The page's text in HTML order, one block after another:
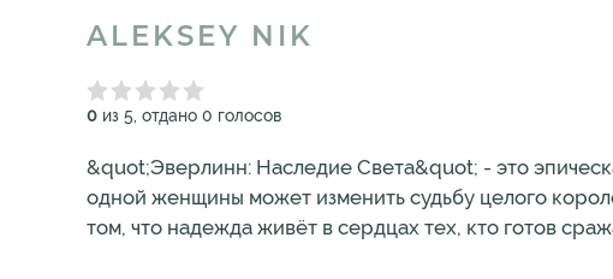
ALEKSEY NIK
0 из 5, отдано 0 голосов
&quot;Эверлинн: Наследие Света&quot; - это
одной женщины может изменить судьбу целого
том, что надежда живёт в сердцах тех, кто готов